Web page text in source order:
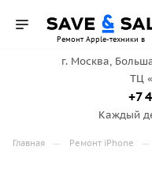
Ремонт Apple-техники в
г. Москва,
ТЦ
+7
Каждый
Главная — Ремонт iPhone —